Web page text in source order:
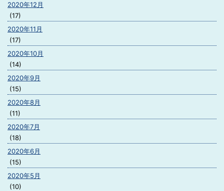
2020年12月
(17)
2020年11月
(17)
2020年10月
(14)
2020年9月
(15)
2020年8月
(11)
2020年7月
(18)
2020年6月
(15)
2020年5月
(10)